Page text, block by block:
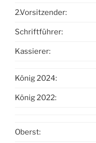
2.Vorsitzender:
Schriftführer:
Kassierer:
König 2024:
König 2022:
Oberst: